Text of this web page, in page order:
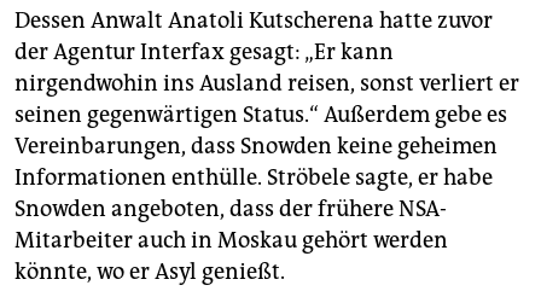
Dessen Anwalt Anatoli Kutscherena hatte zuvor
der Agentur Interfax gesagt: „Er kann
nirgendwohin ins Ausland reisen, sonst verliert er
seinen gegenwärtigen Status.“ Außerdem gebe es
Vereinbarungen, dass Snowden keine geheimen
Informationen enthülle. Ströbele sagte, er habe
Snowden angeboten, dass der frühere NSA-
Mitarbeiter auch in Moskau gehört werden
könnte, wo er Asyl genießt.